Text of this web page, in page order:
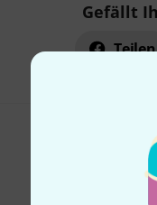
Gefällt
Teilen